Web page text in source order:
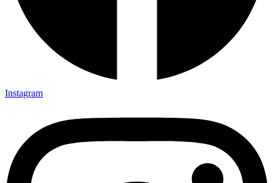
Instagram